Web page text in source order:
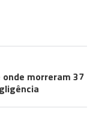
morreram 37